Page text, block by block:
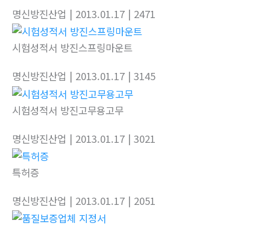
명신방진산업 | 2013.01.17 | 2471
시험성적서 방진스프링마운트
명신방진산업 | 2013.01.17 | 3145
시험성적서 방진고무용고무
명신방진산업 | 2013.01.17 | 3021
특허증
명신방진산업 | 2013.01.17 | 2051